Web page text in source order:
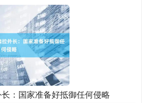
：国家准备好抵御任何侵略